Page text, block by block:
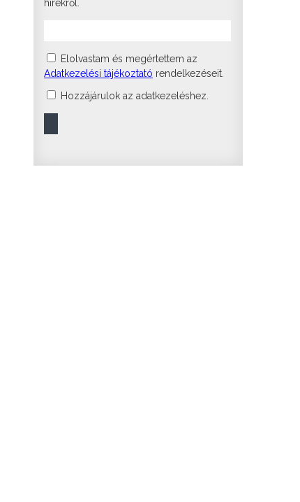
hírekről.
Elolvastam és megértettem az
Adatkezelési tájékoztató rendelkezéseit.
Hozzájárulok az adatkezeléshez.